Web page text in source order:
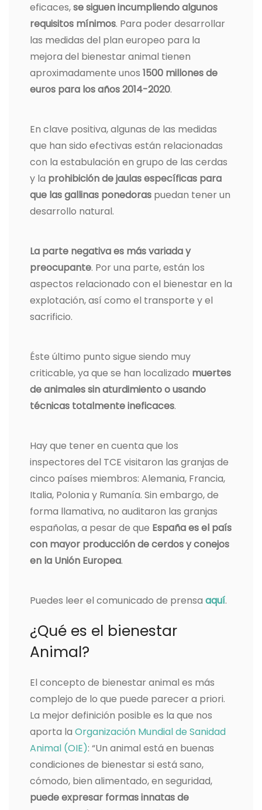
eficaces,se siguen incumpliendo algunos
requisitos mínimos. Para poder desarrollar
las medidas del plan europeo para la
mejora del bienestar animal tienen
aproximadamente unos 1500 millones de
euros para los años 2014-2020.
En clave positiva, algunas de las medidas
que han sido efectivas están relacionadas
con la estabulación en grupo de las cerdas
y la prohibición de jaulas específicas para
que las gallinas ponedoras puedan tener un
desarrollo natural.
La parte negativa es más variada y
preocupante. Por una parte, están los
aspectos relacionado con el bienestar en la
explotación, así como el transporte y el
sacrificio.
Éste último punto sigue siendo muy
criticable, ya que se han localizado muertes
de animales sin aturdimiento o usando
técnicas totalmente ineficaces.
Hay que tener en cuenta que los
inspectores del TCE visitaron las granjas de
cinco países miembros: Alemania, Francia,
Italia, Polonia y Rumanía. Sin embargo, de
forma llamativa, no auditaron las granjas
españolas, a pesar de que España es el país
con mayor producción de cerdos y conejos
en la Unión Europea.
Puedes leer el comunicado de prensa aquí.
¿Qué es el bienestar
Animal?
El concepto de bienestar animal es más
complejo de lo que puede parecer a priori.
La mejor definición posible es la que nos
aporta la Organización Mundial de Sanidad
Animal (OIE): “Un animal está en buenas
condiciones de bienestar si está sano,
cómodo, bien alimentado, en seguridad,
puede expresar formas innatas de